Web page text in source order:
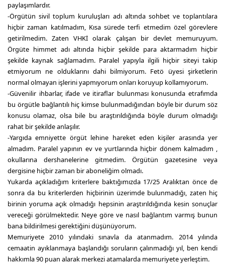
paylaşımlardır.
-Örgütün sivil toplum kuruluşları adı altında sohbet ve toplantılara
hiçbir zaman katılmadım, Kısa sürede terfi etmedim özel görevlere
getirilmedim. Zaten VHKİ olarak çalışan bir devlet memuruyum.
Örgüte himmet adı altında hiçbir şekilde para aktarmadım hiçbir
şekilde kaynak sağlamadım. Paralel yapıyla ilgili hiçbir siteyi takip
etmiyorum ne olduklarını dahi bilmiyorum. Fetö üyesi şirketlerin
normal olmayan işlerini yapmıyorum onları koruyup kollamıyorum.
-Güvenilir ihbarlar, ifade ve itiraflar bulunması konusunda etrafımda
bu örgütle bağlantılı hiç kimse bulunmadığından böyle bir durum söz
konusu olamaz, olsa bile bu araştırıldığında böyle durum olmadığı
rahat bir şekilde anlaşılır.
-Yargıda emniyette örgüt lehine hareket eden kişiler arasında yer
almadım. Paralel yapının ev ve yurtlarında hiçbir dönem kalmadım ,
okullarına dershanelerine gitmedim. Örgütün gazetesine veya
dergisine hiçbir zaman bir aboneliğim olmadı.
Yukarda açıkladığım kriterlere baktığımızda 17/25 Aralıktan önce de
sonra da bu kriterlerden hiçbirinin üzerimde bulunmadığı, zaten hiç
birinin yoruma açık olmadığı hepsinin araştırıldığında kesin sonuçlar
vereceği görülmektedir. Neye göre ve nasıl bağlantım varmış bunun
bana bildirilmesi gerektiğini düşünüyorum.
Memuriyete 2010 yılındaki sınavla da atanmadım. 2014 yılında
cemaatin ayıklanmaya başlandığı soruların çalınmadığı yıl, ben kendi
hakkımla 90 puan alarak merkezi atamalarda memuriyete yerleştim.